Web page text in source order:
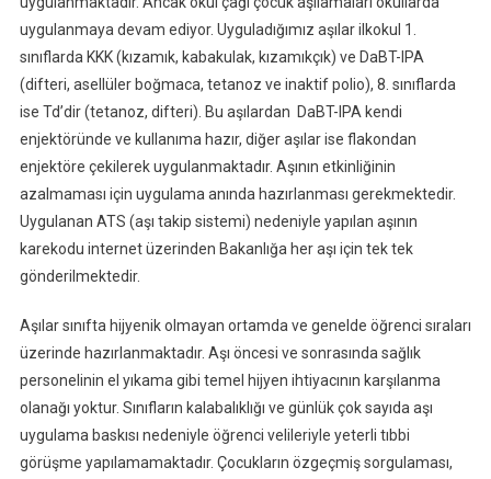
uygulanmaya devam ediyor. Uyguladığımız aşılar ilkokul 1.
sınıflarda KKK (kızamık, kabakulak, kızamıkçık) ve DaBT-IPA
(difteri, asellüler boğmaca, tetanoz ve inaktif polio), 8. sınıflarda
ise Td’dir (tetanoz, difteri). Bu aşılardan DaBT-IPA kendi
enjektöründe ve kullanıma hazır, diğer aşılar ise flakondan
enjektöre çekilerek uygulanmaktadır. Aşının etkinliğinin
azalmaması için uygulama anında hazırlanması gerekmektedir.
Uygulanan ATS (aşı takip sistemi) nedeniyle yapılan aşının
karekodu internet üzerinden Bakanlığa her aşı için tek tek
gönderilmektedir.
Aşılar sınıfta hijyenik olmayan ortamda ve genelde öğrenci sıraları
üzerinde hazırlanmaktadır. Aşı öncesi ve sonrasında sağlık
personelinin el yıkama gibi temel hijyen ihtiyacının karşılanma
olanağı yoktur. Sınıfların kalabalıklığı ve günlük çok sayıda aşı
uygulama baskısı nedeniyle öğrenci velileriyle yeterli tıbbi
görüşme yapılamamaktadır. Çocukların özgeçmiş sorgulaması,